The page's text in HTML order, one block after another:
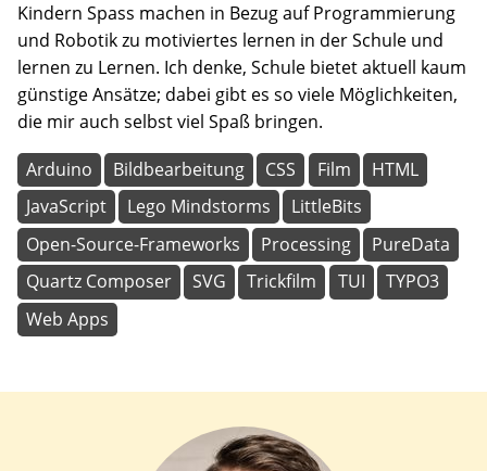
Kindern Spass machen in Bezug auf Programmierung
und Robotik zu motiviertes lernen in der Schule und
lernen zu Lernen. Ich denke, Schule bietet aktuell kaum
günstige Ansätze; dabei gibt es so viele Möglichkeiten,
die mir auch selbst viel Spaß bringen.
Arduino Bildbearbeitung CSS Film
HTML
JavaScript
Lego Mindstorms
LittleBits
Open-Source-Frameworks
Processing
PureData
Quartz Composer
SVG Trickfilm TUI
TYPO3
Web Apps